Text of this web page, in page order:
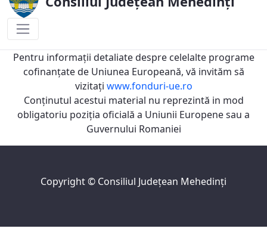
Organigrama
Pentru informaţii detaliate despre celelalte programe
cofinanţate de Uniunea Europeană, vă invităm să
vizitaţi www.fonduri-ue.ro
Conţinutul acestui material nu reprezintă in mod
obligatoriu poziţia oficială a Uniunii Europene sau a
Guvernului Romaniei
Copyright © Consiliul Judeţean Mehedinţi